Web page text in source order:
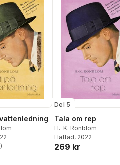
Totalt antal röster:
)
Del 5
Tala om rep
H.-K. Rönblom
Häftad, 2022
269 kr